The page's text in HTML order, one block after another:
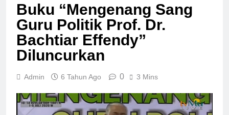
Buku “Mengenang Sang
Guru Politik Prof. Dr.
Bachtiar Effendy”
Diluncurkan
Admin 6 Tahun Ago 0 3 Mins